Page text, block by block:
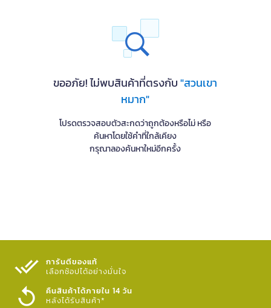
ขออภัย! ไม่พบสินค้าที่ตรงกับ"สวนเขา
หมาก"
โปรดตรวจสอบตัวสะกดว่าถูกต้องหรือไม่ หรือ
ค้นหาโดยใช้คำที่ใกล้เคียง
กรุณาลองค้นหาใหม่อีกครั้ง
การันตีของแท้
เลือกช้อปได้อย่างมั่นใจ​
คืนสินค้าได้ภายใน 14 วัน
หลังได้รับสินค้า*